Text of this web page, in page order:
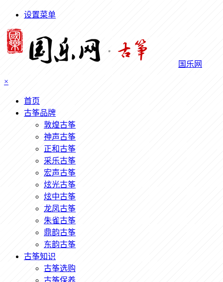
设置菜单
国乐网
×
首页
古筝品牌
敦煌古筝
神声古筝
正和古筝
采乐古筝
宏声古筝
炫光古筝
炫中古筝
龙凤古筝
朱雀古筝
鼎韵古筝
东韵古筝
古筝知识
古筝选购
古筝保养